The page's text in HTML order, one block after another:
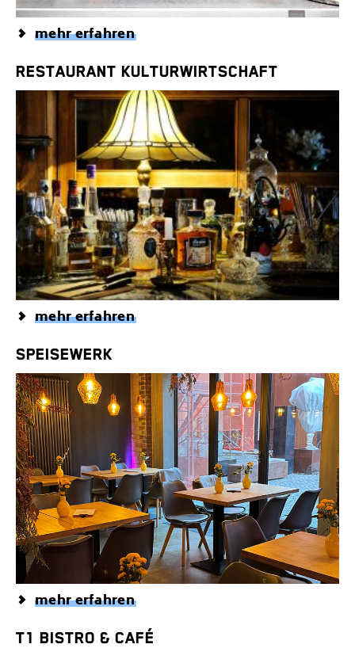
mehr erfahren
RESTAURANT KULTURWIRTSCHAFT
mehr erfahren
SPEISEWERK
mehr erfahren
T1 BISTRO & CAFÉ